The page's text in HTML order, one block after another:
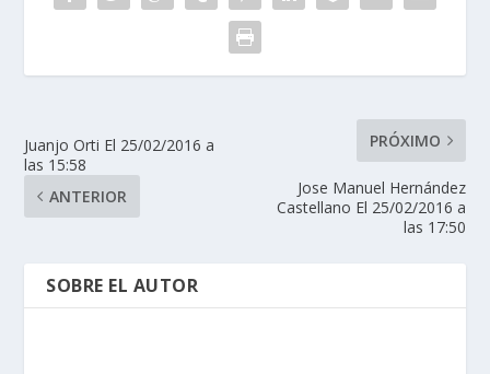
Juanjo Orti El 25/02/2016 a
las 15:58
ANTERIOR
PRÓXIMO
Jose Manuel Hernández
Castellano El 25/02/2016 a
las 17:50
SOBRE EL AUTOR